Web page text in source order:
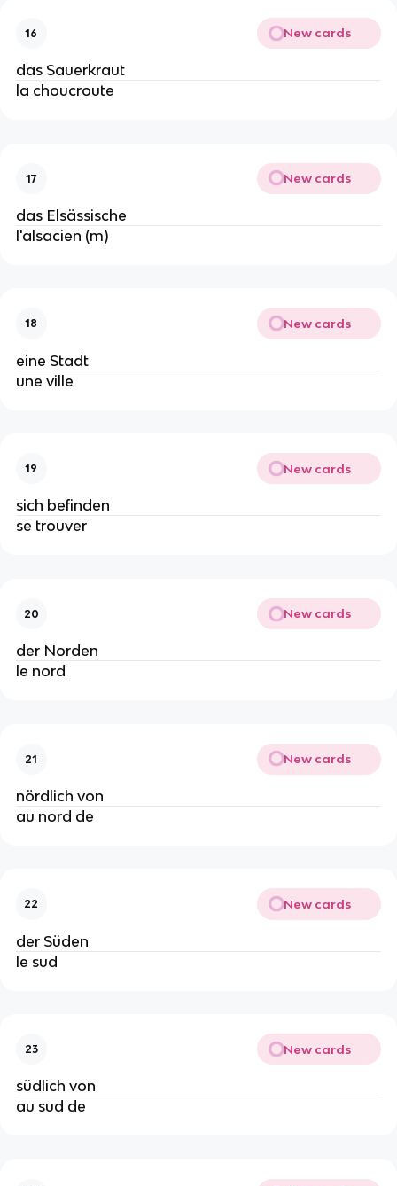
16 New cards
das Sauerkraut
la choucroute
17 New cards
das Elsässische
l'alsacien (m)
18 New cards
eine Stadt
une ville
19 New cards
sich befinden
se trouver
20 New cards
der Norden
le nord
21 New cards
nördlich von
au nord de
22 New cards
der Süden
le sud
23 New cards
südlich von
au sud de